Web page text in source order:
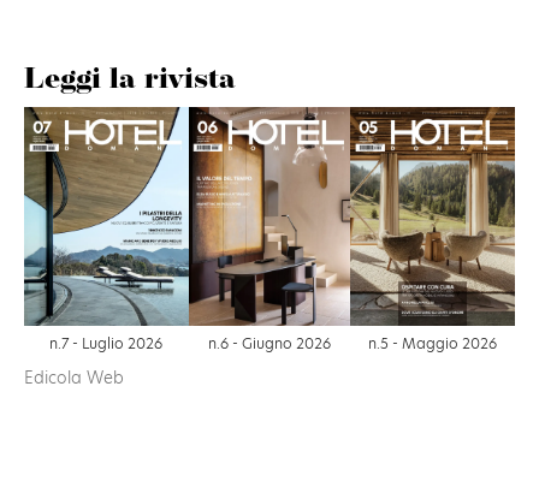
Leggi la rivista
n.7 - Luglio 2026 n.6 - Giugno 2026 n.5 - Maggio 2026
Edicola Web